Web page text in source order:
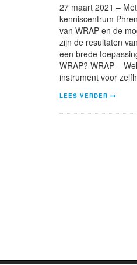
27 maart 2021 –
kenniscentrum
van WRAP en de
zijn de resultaten
een brede
WRAP? WRAP –
instrument voor
LEES VERDER